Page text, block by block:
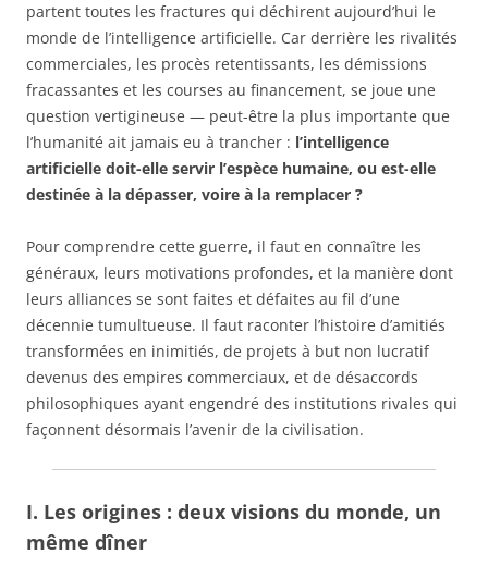
partent toutes les fractures qui déchirent aujourd’hui le
monde de l’intelligence artificielle. Car derrière les rivalités
commerciales, les procès retentissants, les démissions
fracassantes et les courses au financement, se joue une
question vertigineuse — peut-être la plus importante que
l’humanité ait jamais eu à trancher : l’intelligence
artificielle doit-elle servir l’espèce humaine, ou est-elle
destinée à la dépasser, voire à la remplacer ?
Pour comprendre cette guerre, il faut en connaître les
généraux, leurs motivations profondes, et la manière dont
leurs alliances se sont faites et défaites au fil d’une
décennie tumultueuse. Il faut raconter l’histoire d’amitiés
transformées en inimitiés, de projets à but non lucratif
devenus des empires commerciaux, et de désaccords
philosophiques ayant engendré des institutions rivales qui
façonnent désormais l’avenir de la civilisation.
I. Les origines : deux visions du monde, un
même dîner